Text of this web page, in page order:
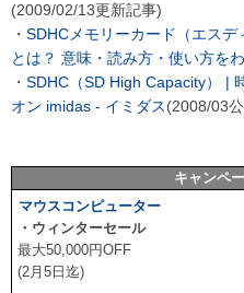
(2009/02/13更新記事)
・ SDHCメモリーカード（エスデ
とは？ 意味・読み方・使い方を
・ SDHC（SD High Capacity） |
オン imidas - イミダス(2008/03
キャンペ
マウスコンピューター
・ウィンターセール
最大50,000円OFF
(2月5日迄)